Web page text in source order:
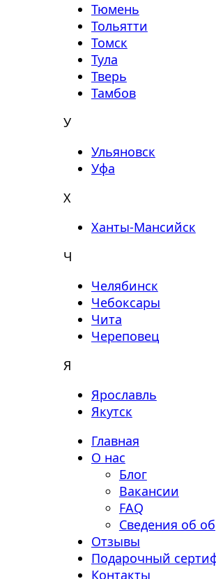
Тюмень
Тольятти
Томск
Тула
Тверь
Тамбов
У
Ульяновск
Уфа
Х
Ханты-Мансийск
Ч
Челябинск
Чебоксары
Чита
Череповец
Я
Ярославль
Якутск
Главная
О нас
Блог
Вакансии
FAQ
Сведения об
Отзывы
Подарочный
Контакты